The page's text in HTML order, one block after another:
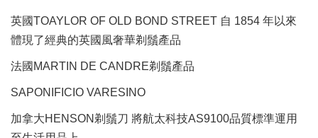
英國TOAYLOR OF OLD BOND STREET 自 1854 年以來
體現了經典的英國風奢華剃鬚產品
法國MARTIN DE CANDRE剃鬚產品
SAPONIFICIO VARESINO
加拿大HENSON剃鬚刀 將航太科技AS9100品質標準運用